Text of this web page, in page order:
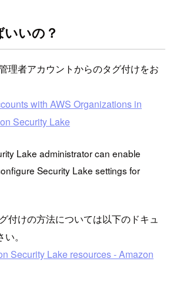
いの？
理者アカウントからのタグ付けをお
with AWS Organizations in
Security Lake
Lake administrator can enable
Security Lake settings for
付けの方法については以下のドキュ
。
Security Lake resources - Amazon